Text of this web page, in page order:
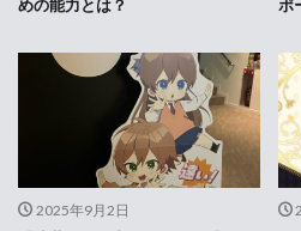
めの能力とは？
ポ
2025年9月2日